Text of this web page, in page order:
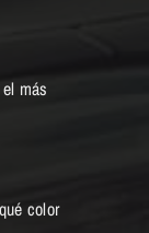
más
color